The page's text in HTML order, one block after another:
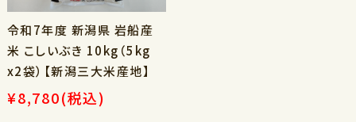
令和7年度 新潟県 岩船産
米 こしいぶき 10kg（5kg
x2袋）【新潟三大米産地】
¥8,780(税込)